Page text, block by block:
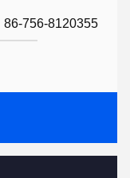
86-756-8120355